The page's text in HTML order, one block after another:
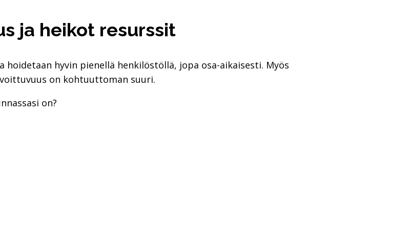
ja heikot resurssit
hoidetaan hyvin pienellä henkilöstöllä, jopa osa-aikaisesti. Myös
on kohtuuttoman suuri.
on?